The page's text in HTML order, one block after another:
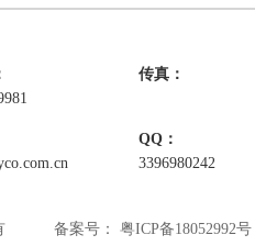
传真：
QQ：
3396980242
备案号： 粤ICP备18052992号